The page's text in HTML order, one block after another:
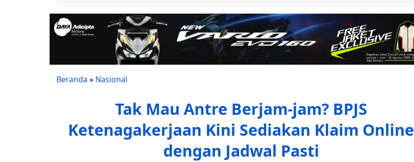
Beranda » Nasional
Tak Mau Antre Berjam-jam? BPJS
Ketenagakerjaan Kini Sediakan Klaim Online
dengan Jadwal Pasti